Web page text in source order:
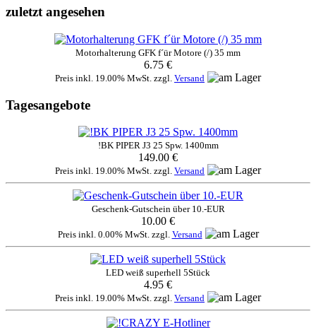
zuletzt angesehen
Motorhalterung GFK f´ür Motore (/) 35 mm
6.75 €
Preis inkl. 19.00% MwSt. zzgl. Versand
Tagesangebote
!BK PIPER J3 25 Spw. 1400mm
149.00 €
Preis inkl. 19.00% MwSt. zzgl. Versand
Geschenk-Gutschein über 10.-EUR
10.00 €
Preis inkl. 0.00% MwSt. zzgl. Versand
LED weiß superhell 5Stück
4.95 €
Preis inkl. 19.00% MwSt. zzgl. Versand